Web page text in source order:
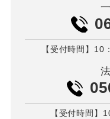
【受付時間】10
【受付時間】